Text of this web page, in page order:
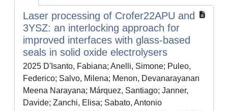
Laser processing of Crofer22APU and
3YSZ: an interlocking approach for
improved interfaces with glass-based
seals in solid oxide electrolysers
2025 D'Isanto, Fabiana; Anelli, Simone; Puleo,
Federico; Salvo, Milena; Menon, Devanarayanan
Meena Narayana; Márquez, Santiago; Janner,
Davide; Zanchi, Elisa; Sabato, Antonio